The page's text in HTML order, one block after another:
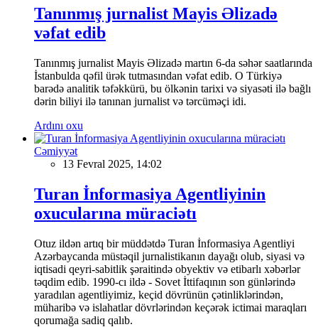
Tanınmış jurnalist Mayis Əlizadə
vəfat edib
Tanınmış jurnalist Mayis Əlizadə martın 6-da səhər saatlarında
İstanbulda qəfil ürək tutmasından vəfat edib. O Türkiyə
barədə analitik təfəkkürü, bu ölkənin tarixi və siyasəti ilə bağlı
dərin biliyi ilə tanınan jurnalist və tərcüməçi idi.
Ardını oxu
Cəmiyyət
13 Fevral 2025, 14:02
Turan İnformasiya Agentliyinin
oxucularına müraciətı
Otuz ildən artıq bir müddətdə Turan İnformasiya Agentliyi
Azərbaycanda müstəqil jurnalistikanın dayağı olub, siyasi və
iqtisadi qeyri-sabitlik şəraitində obyektiv və etibarlı xəbərlər
təqdim edib. 1990-cı ildə - Sovet İttifaqının son günlərində
yaradılan agentliyimiz, keçid dövrünün çətinliklərindən,
müharibə və islahatlar dövrlərindən keçərək ictimai maraqları
qorumağa sadiq qalıb.